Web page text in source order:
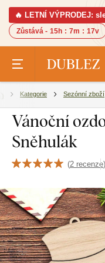
🔥 LETNÍ VÝPRODEJ:
Zůstává - 15h : 7m : 16v
Kategorie Sezónní zboží
Vánoční
Sněhulák
(2 recenze)